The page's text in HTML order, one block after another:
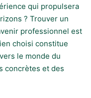
qui propulsera
? Trouver un
professionnel est
choisi constitue
le monde du
concrètes et des